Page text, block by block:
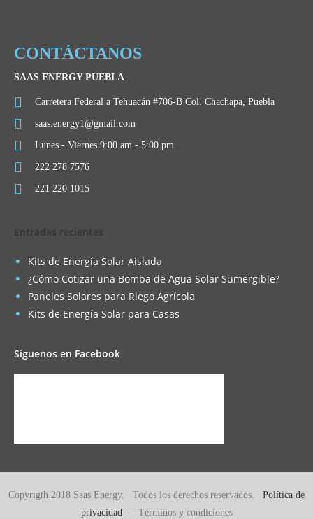
CONTÁCTANOS
SAAS ENERGY PUEBLA
Carretera Federal a Tehuacán #706-B Col. Chachapa, Puebla
saas.energy1@gmail.com
Lunes - Viernes 9:00 am - 5:00 pm
222 278 7576
221 220 1015
Entradas recientes
Kits de Energía Solar Aislada
¿Cómo Cotizar una Bomba de Agua Solar Sumergible?
Paneles Solares para Riego Agrícola
Kits de Energía Solar para Casas
Síguenos en Facebook
Copyrigth 2018 Saas Energy. Todos los derechos reservados. Política de
privacidad– Términos y condiciones